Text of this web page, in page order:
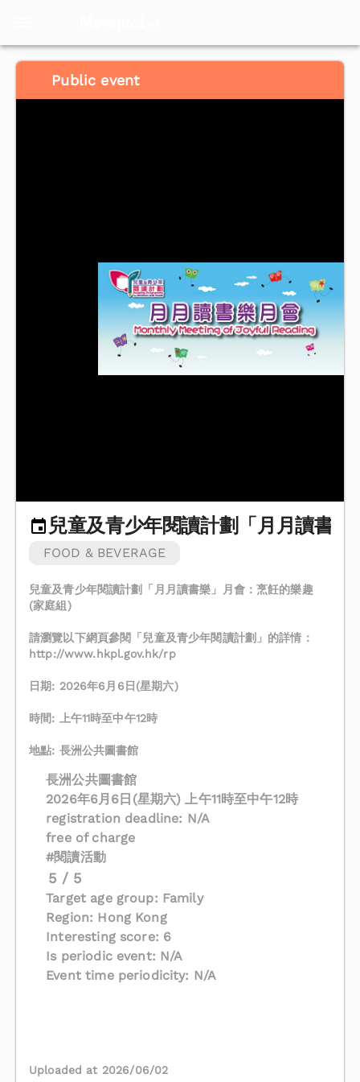
Public event
兒童及青少年閱讀計劃「月月讀書
FOOD & BEVERAGE
兒童及青少年閱讀計劃「月月讀書樂」月會：烹飪的樂趣
(家庭組)
請瀏覽以下網頁參閱「兒童及青少年閱讀計劃」的詳情：
http://www.hkpl.gov.hk/rp
日期: 2026年6月6日(星期六)
時間: 上午11時至中午12時
地點: 長洲公共圖書館
長洲公共圖書館
2026年6月6日(星期六) 上午11時至中午12時
registration deadline: N/A
free of charge
#閱讀活動
5 / 5
Target age group: Family
Region: Hong Kong
Interesting score: 6
Is periodic event: N/A
Event time periodicity: N/A
Uploaded at 2026/06/02